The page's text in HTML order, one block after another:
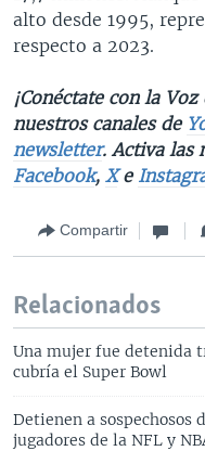
alto desde 1995,
respecto a 2023.
¡Conéctate con la
nuestros canales de
newsletter. Activa las
Facebook, Xe
Compartir
Relacionados
Una mujer fue detenida
cubría el Super Bowl
Detienen a sospechosos
jugadores de la NFL y